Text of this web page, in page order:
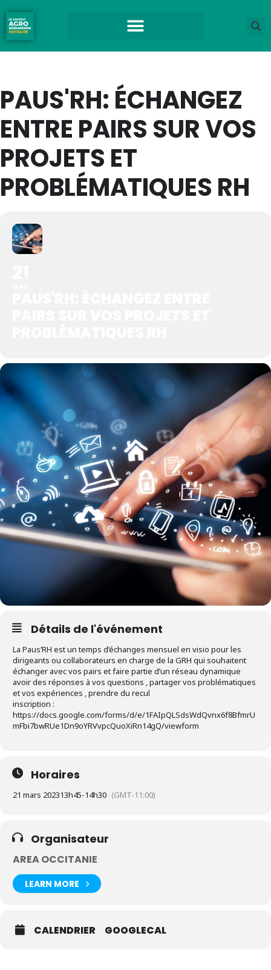
PAUS'RH: ÉCHANGEZ
ENTRE PAIRS SUR VOS
PROJETS ET
PROBLÉMATIQUES RH
Détails de l'événement
La Paus’RH est un temps d’échanges mensuel en visio pour les
dirigeants ou collaborateurs en charge de la GRH qui souhaitent
échanger avec vos pairs et faire partie d’un réseau dynamique
avoir des réponses à vos questions , partager vos problématiques
et vos expériences , prendre du recul
inscription :
https://docs.google.com/forms/d/e/1FAIpQLSdsWdQvnx6f8BfmrU
mFbi7bwRUe1Dn9oYRVvpcQuoXiRn14gQ/viewform
Horaires
21 mars 202313h45-14h30 (GMT-11:00)
Organisateur
AREA OCCITANIE
LEARN MORE
CALENDRIER GOOGLECAL